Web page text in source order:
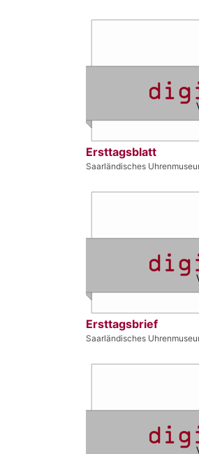
Ersttagsblatt
Saarländisches
Ersttagsbrief
Saarländisches